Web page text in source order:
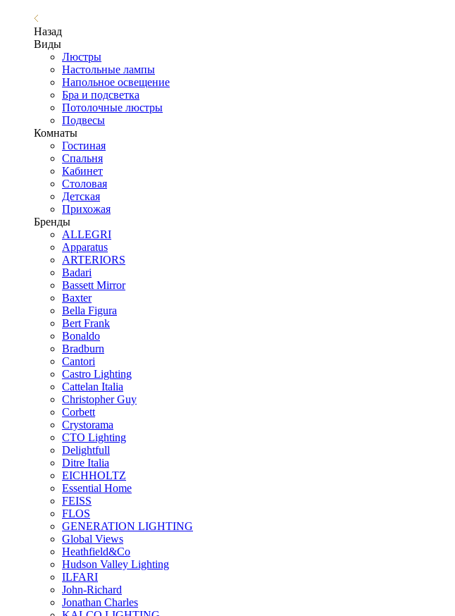
Назад
Виды
Люстры
Настольные лампы
Напольное освещение
Бра и подсветка
Потолочные люстры
Подвесы
Комнаты
Гостиная
Спальня
Кабинет
Столовая
Детская
Прихожая
Бренды
ALLEGRI
Apparatus
ARTERIORS
Badari
Bassett Mirror
Baxter
Bella Figura
Bert Frank
Bonaldo
Bradburn
Cantori
Castro Lighting
Cattelan Italia
Christopher Guy
Corbett
Crystorama
CTO Lighting
Delightfull
Ditre Italia
EICHHOLTZ
Essential Home
FEISS
FLOS
GENERATION LIGHTING
Global Views
Heathfield&Co
Hudson Valley Lighting
ILFARI
John-Richard
Jonathan Charles